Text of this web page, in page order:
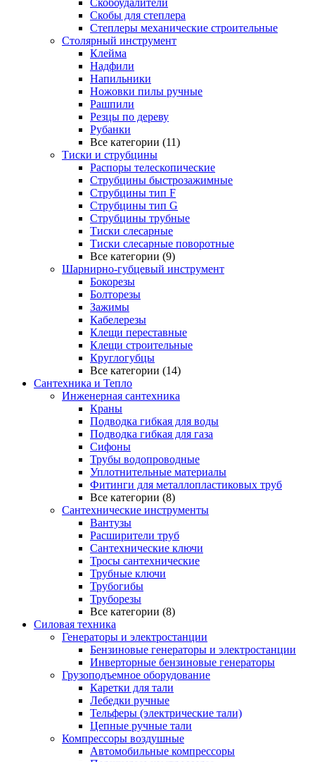
Скобоудалители
Скобы для степлера
Степлеры механические строительные
Столярный инструмент
Клейма
Надфили
Напильники
Ножовки пилы ручные
Рашпили
Резцы по дереву
Рубанки
Все категории (11)
Тиски и струбцины
Распоры телескопические
Струбцины быстрозажимные
Струбцины тип F
Струбцины тип G
Струбцины трубные
Тиски слесарные
Тиски слесарные поворотные
Все категории (9)
Шарнирно-губцевый инструмент
Бокорезы
Болторезы
Зажимы
Кабелерезы
Клещи переставные
Клещи строительные
Круглогубцы
Все категории (14)
Сантехника и Тепло
Инженерная сантехника
Краны
Подводка гибкая для воды
Подводка гибкая для газа
Сифоны
Трубы водопроводные
Уплотнительные материалы
Фитинги для металлопластиковых труб
Все категории (8)
Сантехнические инструменты
Вантузы
Расширители труб
Сантехнические ключи
Тросы сантехнические
Трубные ключи
Трубогибы
Труборезы
Все категории (8)
Силовая техника
Генераторы и электростанции
Бензиновые генераторы и электростанции
Инверторные бензиновые генераторы
Грузоподъемное оборудование
Каретки для тали
Лебедки ручные
Тельферы (электрические тали)
Цепные ручные тали
Компрессоры воздушные
Автомобильные компрессоры